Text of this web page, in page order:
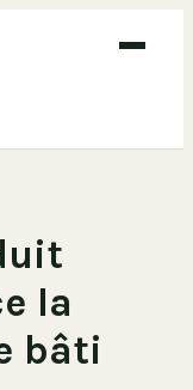
la
bâti